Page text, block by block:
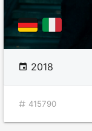
2018
415790